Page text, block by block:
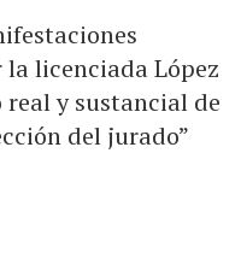
licenciada López
y sustancial de
del jurado”